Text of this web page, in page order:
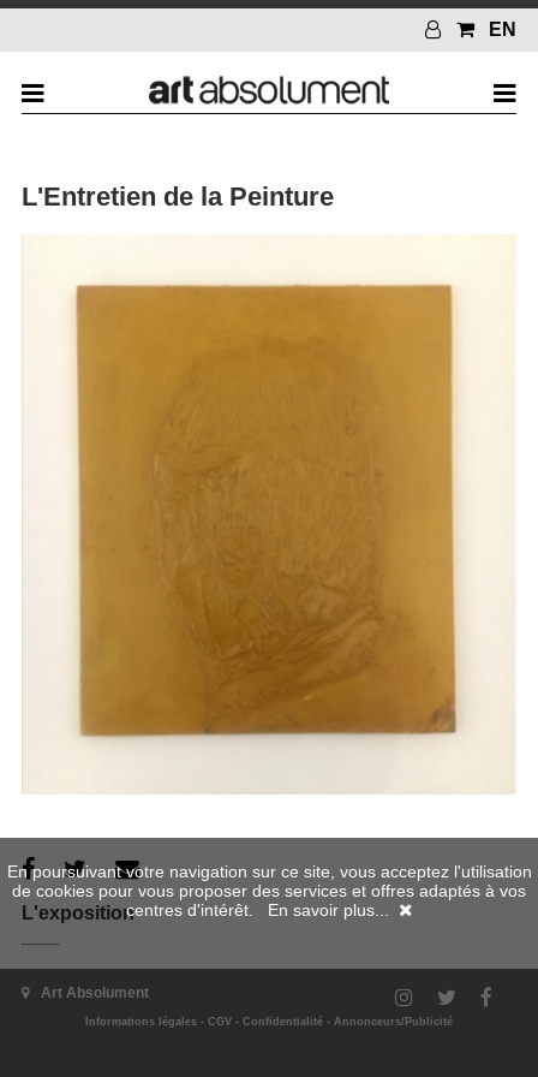
EN
L'Entretien de la Peinture
L'exposition
L’Entretien de la peinture, c’est initialement une suite de
dialogues menées par le peintre et universitaire François Jeune,
Art Absolument
Informations légales - CGV - Confidentialité - Annonceurs/Publicité
En poursuivant votre navigation sur ce site, vous acceptez l'utilisation
de cookies pour vous proposer des services et offres adaptés à vos
centres d'intérêt. En savoir plus...